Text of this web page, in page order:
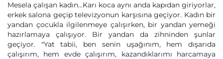
Mesela çalışan kadın...Karı koca aynı anda kapıdan giriyorlar,
erkek salona geçip televizyonun karşısına geçiyor. Kadın bir
yandan çocukla ilgilenmeye çalışırken, bir yandan yemeği
hazırlamaya çalışıyor. Bir yandan da zihninden şunlar
geçiyor. "Yat tabii, ben senin uşağınım, hem dışarıda
çalışırım, hem evde çalışırım, kazandıklarımı harcamaya